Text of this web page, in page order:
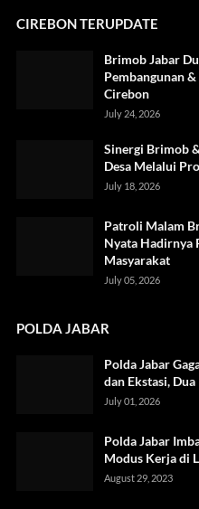
CIREBON TERUPDATE
Brimob Jabar
Pembangunan
Cirebon
July 24, 2026
Sinergi Brimob
Desa Melalui
July 18, 2026
Patroli Malam
Nyata Hadirnya
Masyarakat
July 05, 2026
POLDA JABAR
Polda Jabar
dan Ekstasi,
July 01, 2026
Polda Jabar
Modus Kerja di
August 29, 2023